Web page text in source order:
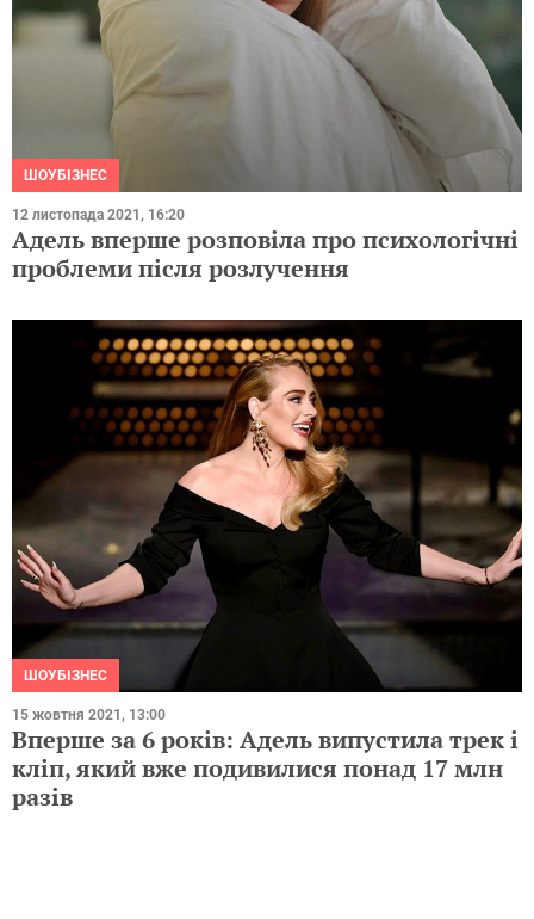
ШОУБІЗНЕС
12 листопада 2021, 16:20
Адель вперше розповіла про психологічні
проблеми після розлучення
ШОУБІЗНЕС
15 жовтня 2021, 13:00
Вперше за 6 років: Адель випустила трек і
кліп, який вже подивилися понад 17 млн
разів